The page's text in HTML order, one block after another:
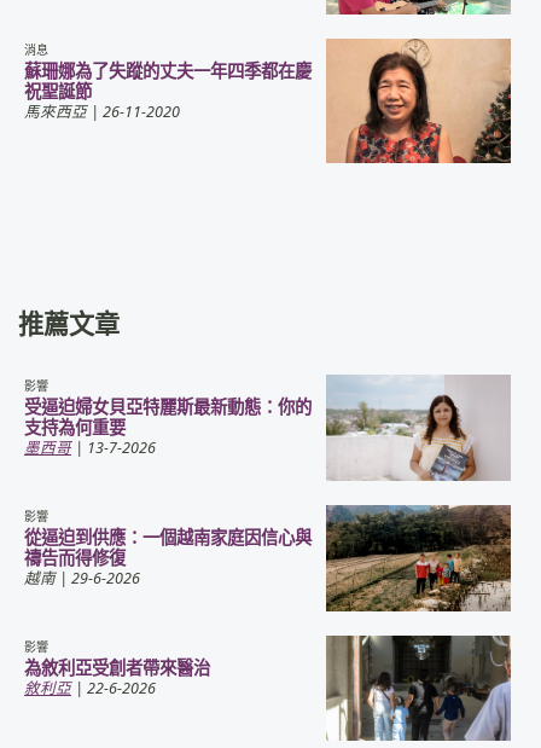
消息
蘇珊娜為了失蹤的丈夫一年四季都在慶
祝聖誕節
馬來西亞| 26-11-2020
推薦文章
影響
受逼迫婦女貝亞特麗斯最新動態：你的
支持為何重要
墨西哥| 13-7-2026
影響
從逼迫到供應：一個越南家庭因信心與
禱告而得修復
越南| 29-6-2026
影響
為敘利亞受創者帶來醫治
敘利亞| 22-6-2026